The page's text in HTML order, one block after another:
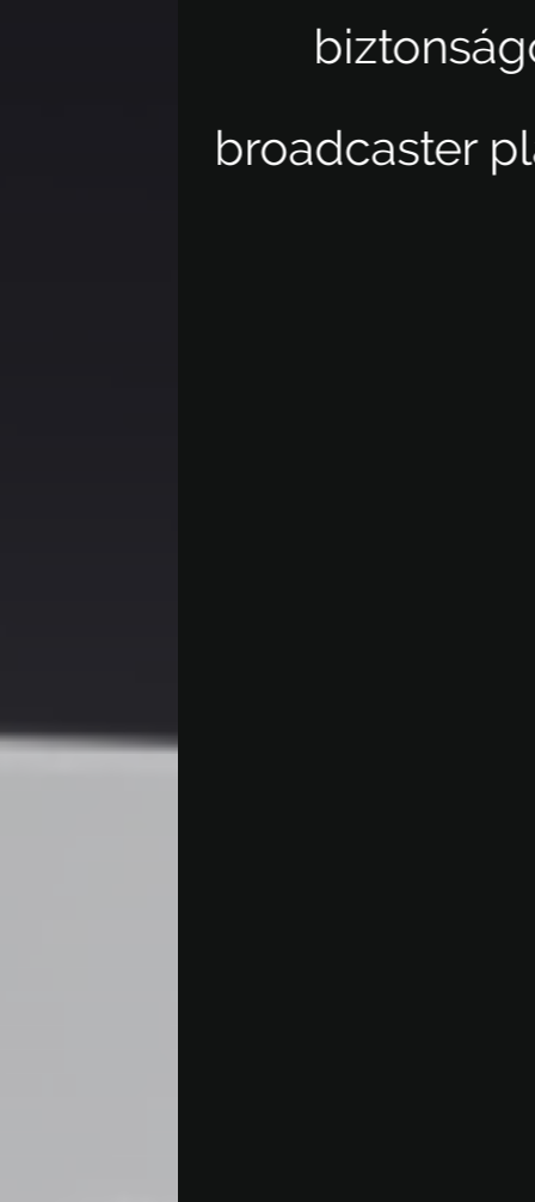
biztonságos
broadcaster platform